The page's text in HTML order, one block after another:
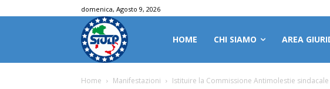
domenica, Agosto 9, 2026
HOME CHI SIAMO AREA
Home Manifestazioni Istituire la Commissione Antimolestie sindacale